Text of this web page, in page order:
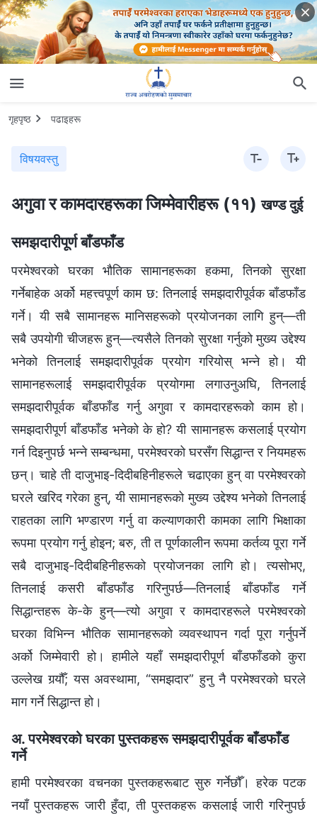
गृहपृष्ठ पढाइहरू
विषयवस्तु
अगुवा र कामदारहरूका जिम्‍मेवारीहरू (११)खण्ड दुई
समझदारीपूर्ण बाँडफाँड
परमेश्‍वरको घरका भौतिक सामानहरूका हकमा, तिनको सुरक्षा
गर्नेबाहेक अर्को महत्त्वपूर्ण काम छ: तिनलाई समझदारीपूर्वक बाँडफाँड
गर्ने। यी सबै सामानहरू मानिसहरूको प्रयोजनका लागि हुन्—ती
सबै उपयोगी चीजहरू हुन्—त्यसैले तिनको सुरक्षा गर्नुको मुख्य उद्देश्य
भनेको तिनलाई समझदारीपूर्वक प्रयोग गरियोस् भन्‍ने हो। यी
सामानहरूलाई समझदारीपूर्वक प्रयोगमा लगाउनुअघि, तिनलाई
समझदारीपूर्वक बाँडफाँड गर्नु अगुवा र कामदारहरूको काम हो।
समझदारीपूर्ण बाँडफाँड भनेको के हो? यी सामानहरू कसलाई प्रयोग
गर्न दिइनुपर्छ भन्‍ने सम्बन्धमा, परमेश्‍वरको घरसँग सिद्धान्त र नियमहरू
छन्। चाहे ती दाजुभाइ-दिदीबहिनीहरूले चढाएका हुन् वा परमेश्‍वरको
घरले खरिद गरेका हुन्, यी सामानहरूको मुख्य उद्देश्य भनेको तिनलाई
राहतका लागि भण्डारण गर्नु वा कल्याणकारी कामका लागि भिक्षाका
रूपमा प्रयोग गर्नु होइन; बरु, ती त पूर्णकालीन रूपमा कर्तव्य पूरा गर्ने
सबै दाजुभाइ-दिदीबहिनीहरूको प्रयोजनका लागि हो। त्यसोभए,
तिनलाई कसरी बाँडफाँड गरिनुपर्छ—तिनलाई बाँडफाँड गर्ने
सिद्धान्तहरू के-के हुन्—त्यो अगुवा र कामदारहरूले परमेश्‍वरको
घरका विभिन्‍न भौतिक सामानहरूको व्यवस्थापन गर्दा पूरा गर्नुपर्ने
अर्को जिम्मेवारी हो। हामीले यहाँ समझदारीपूर्ण बाँडफाँडको कुरा
उल्लेख गर्‍यौँ; यस अवस्थामा, “समझदार” हुनु नै परमेश्‍वरको घरले
माग गर्ने सिद्धान्त हो।
अ. परमेश्‍वरको घरका पुस्तकहरू समझदारीपूर्वक बाँडफाँड
गर्ने
हामी परमेश्‍वरका वचनका पुस्तकहरूबाट सुरु गर्नेछौँ। हरेक पटक
नयाँ पुस्तकहरू जारी हुँदा, ती पुस्तकहरू कसलाई जारी गरिनुपर्छ